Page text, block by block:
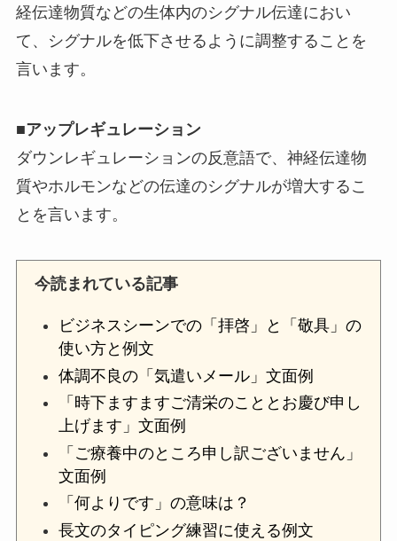
経伝達物質などの生体内のシグナル伝達におい
て、シグナルを低下させるように調整することを
言います。
■アップレギュレーション
ダウンレギュレーションの反意語で、神経伝達物
質やホルモンなどの伝達のシグナルが増大するこ
とを言います。
今読まれている記事
ビジネスシーンでの「拝啓」と「敬具」の
使い方と例文
体調不良の「気遣いメール」文面例
「時下ますますご清栄のこととお慶び申し
上げます」文面例
「ご療養中のところ申し訳ございません」
文面例
「何よりです」の意味は？
長文のタイピング練習に使える例文